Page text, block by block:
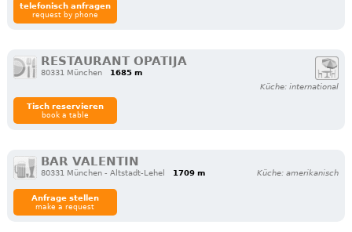
telefonisch anfragen
request by phone
RESTAURANT OPATIJA
80331 München
1685 m
Küche: international
Tisch reservieren
book a table
BAR VALENTIN
80331 München - Altstadt-Lehel 1709 m Küche: amerikanisch
Anfrage stellen
make a request